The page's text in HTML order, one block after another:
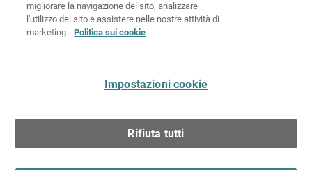
Informativa sulla privacy
Kit Media & Brand
migliorare la navigazione del sito, analizzare
l'utilizzo del sito e assistere nelle nostre attività di
marketing. Politica sui cookie
Impostazioni cookie
Rifiuta tutti